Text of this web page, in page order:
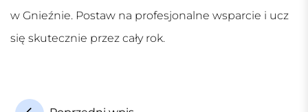
w Gnieźnie. Postaw na profesjonalne wsparcie i ucz
się skutecznie przez cały rok.